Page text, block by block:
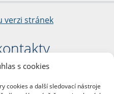
s cookies
cookies a další sledovací nástroje
verzi stránek
fakulta
1/2